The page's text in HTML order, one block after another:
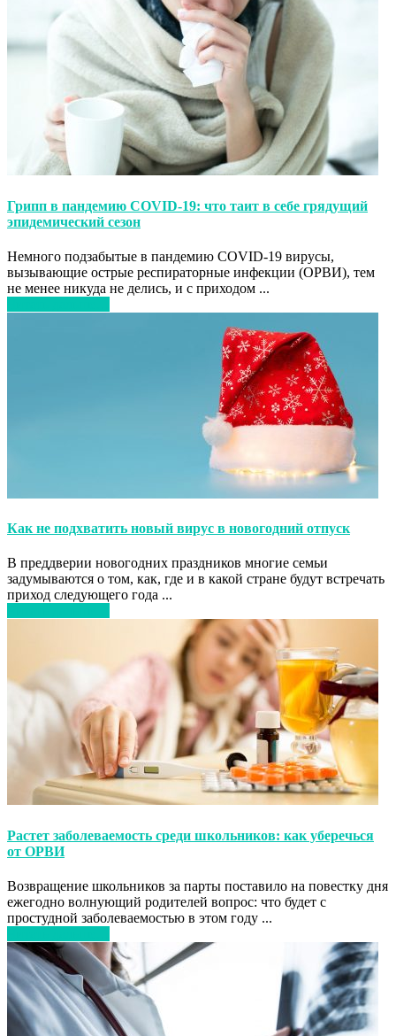
Грипп в пандемию COVID-19: что таит в себе грядущий
эпидемический сезон
Немного подзабытые в пандемию COVID-19 вирусы,
вызывающие острые респираторные инфекции (ОРВИ), тем
не менее никуда не делись, и с приходом ...
Как не подхватить новый вирус в новогодний отпуск
В преддверии новогодних праздников многие семьи
задумываются о том, как, где и в какой стране будут встречать
приход следующего года ...
Растет заболеваемость среди школьников: как уберечься
от ОРВИ
Возвращение школьников за парты поставило на повестку дня
ежегодно волнующий родителей вопрос: что будет с
простудной заболеваемостью в этом году ...